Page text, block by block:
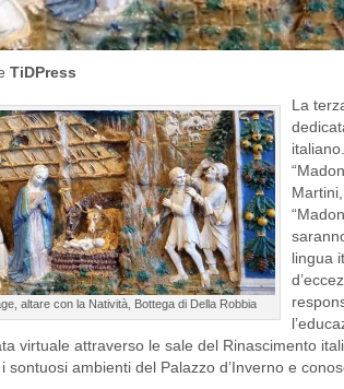
TiDPress
altare con la Natività, Bottega di Della Robbia
La
lingua
virtuale attraverso le sale del Rinascimento
sontuosi ambienti del Palazzo d’Inverno e